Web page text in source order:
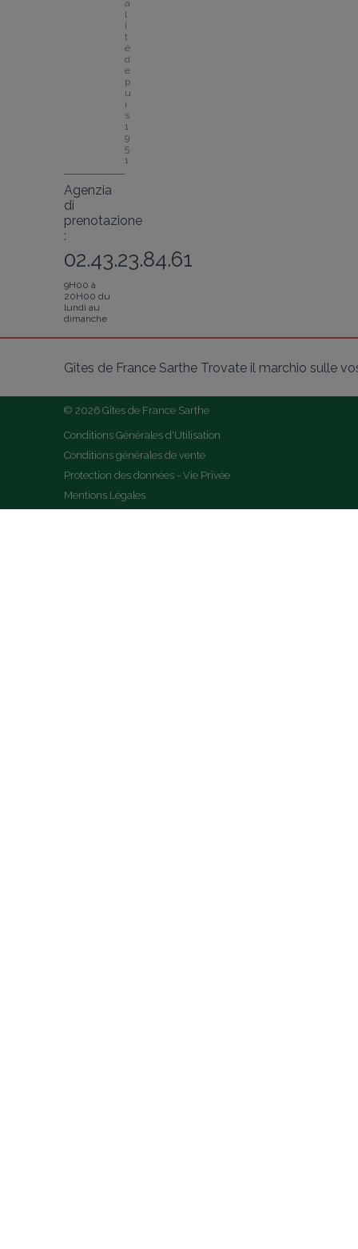
a
l
i
t
é
d
e
p
u
i
s
1
9
5
1
Agenzia
di
prenotazione
:
02.43.23.84.61
9H00 à
20H00 du
lundi au
dimanche
Gîtes de France Sarthe Trovate il marchio sulle
© 2026 Gîtes de France Sarthe
Conditions Générales d'Utilisation
Conditions générales de vente
Protection des données - Vie Privée
Mentions Légales